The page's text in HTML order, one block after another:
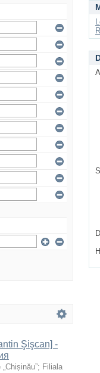
Şişcan] -
; Filiala